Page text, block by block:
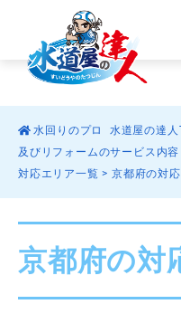
水回りのプロ 水道屋の達人
及びリフォームのサービス内
対応エリア一覧 >京都府の対
京都府の対